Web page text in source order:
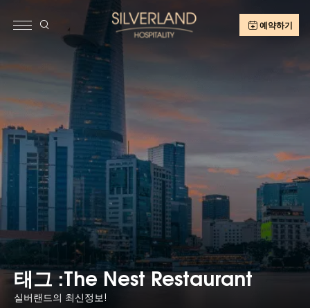
예약하기
태그 :The Nest Restaurant
실버랜드의 최신정보!